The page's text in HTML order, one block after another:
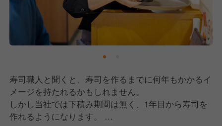
寿司職人と聞くと、寿司を作るまでに何年もかかるイ
メージを持たれるかもしれません。
しかし当社では下積み期間は無く、1年目から寿司を
作れるようになります。